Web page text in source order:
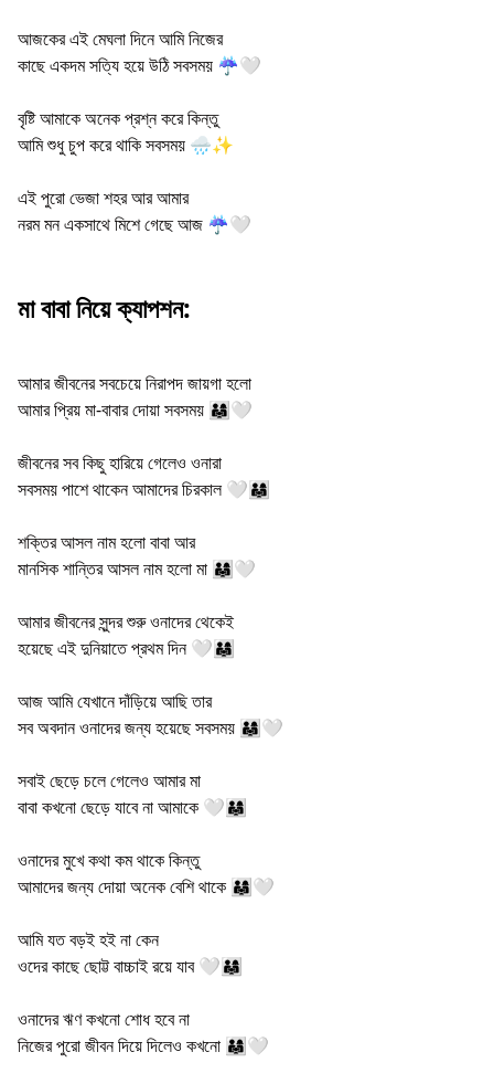
আজকের এই মেঘলা দিনে আমি নিজের
কাছে একদম সত্যি হয়ে উঠি সবসময় ☔🤍
বৃষ্টি আমাকে অনেক প্রশ্ন করে কিন্তু
আমি শুধু চুপ করে থাকি সবসময় 🌧️✨
এই পুরো ভেজা শহর আর আমার
নরম মন একসাথে মিশে গেছে আজ ☔🤍
মা বাবা নিয়ে ক্যাপশন:
আমার জীবনের সবচেয়ে নিরাপদ জায়গা হলো
আমার প্রিয় মা-বাবার দোয়া সবসময় 👨‍👩‍👧🤍
জীবনের সব কিছু হারিয়ে গেলেও ওনারা
সবসময় পাশে থাকেন আমাদের চিরকাল 🤍👨‍👩‍👧
শক্তির আসল নাম হলো বাবা আর
মানসিক শান্তির আসল নাম হলো মা 👨‍👩‍👧🤍
আমার জীবনের সুন্দর শুরু ওনাদের থেকেই
হয়েছে এই দুনিয়াতে প্রথম দিন 🤍👨‍👩‍👧
আজ আমি যেখানে দাঁড়িয়ে আছি তার
সব অবদান ওনাদের জন্য হয়েছে সবসময় 👨‍👩‍👧🤍
সবাই ছেড়ে চলে গেলেও আমার মা
বাবা কখনো ছেড়ে যাবে না আমাকে 🤍👨‍👩‍👧
ওনাদের মুখে কথা কম থাকে কিন্তু
আমাদের জন্য দোয়া অনেক বেশি থাকে 👨‍👩‍👧🤍
আমি যত বড়ই হই না কেন
ওদের কাছে ছোট্ট বাচ্চাই রয়ে যাব 🤍👨‍👩‍👧
ওনাদের ঋণ কখনো শোধ হবে না
নিজের পুরো জীবন দিয়ে দিলেও কখনো 👨‍👩‍👧🤍